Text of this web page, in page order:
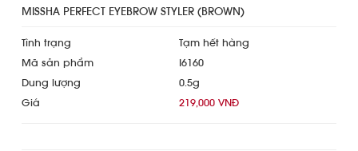
MISSHA PERFECT EYEBROW STYLER (BROWN)
Tình trạng
Tạm hết hàng
Mã sản phẩm
I6160
Dung lượng
0.5g
Giá
219,000 VNĐ